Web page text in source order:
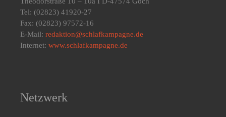
Tel: (02823) 41920-27
Fax: (02823) 97572-16
E-Mail: redaktion@schlafkampagne.de
Internet: www.schlafkampagne.de
Netzwerk